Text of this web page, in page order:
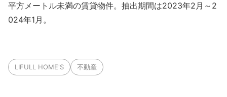
平方メートル未満の賃貸物件。抽出期間は2023年2月～2
024年1月。
LIFULL HOME'S 不動産